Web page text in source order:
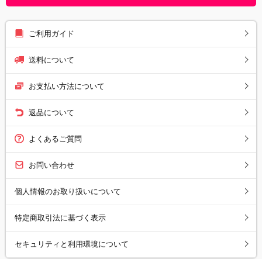
ご利用ガイド
送料について
お支払い方法について
返品について
よくあるご質問
お問い合わせ
個人情報のお取り扱いについて
特定商取引法に基づく表示
セキュリティと利用環境について